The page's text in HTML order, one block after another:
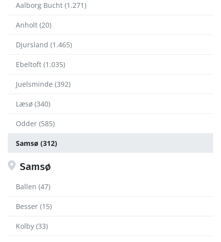
Aalborg Bucht (1.271)
Anholt (20)
Djursland (1.465)
Ebeltoft (1.035)
Juelsminde (392)
Læsø (340)
Odder (585)
Samsø (312)
Samsø
Ballen (47)
Besser (15)
Kolby (33)